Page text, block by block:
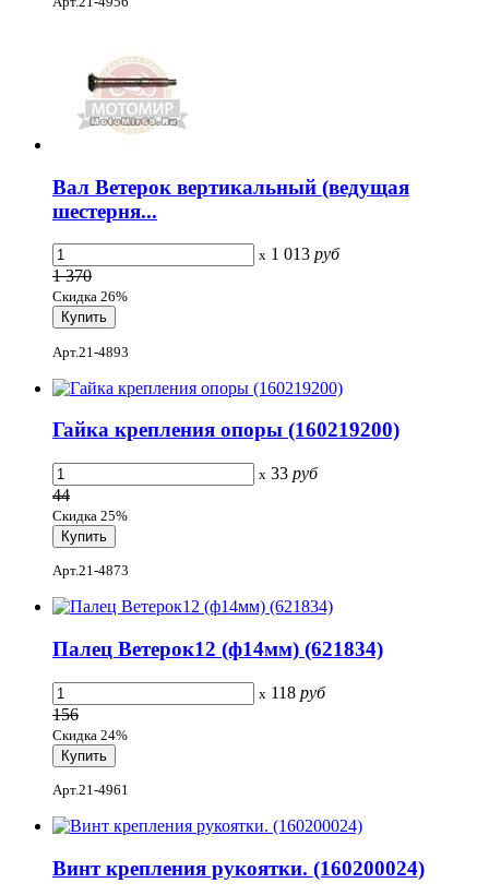
Вал Ветерок вертикальный (ведущая
шестерня...
x 1 013 руб
1 370
Скидка 26%
Арт.21-4893
Гайка крепления опоры (160219200)
x 33 руб
44
Скидка 25%
Арт.21-4873
Палец Ветерок12 (ф14мм) (621834)
x 118 руб
156
Скидка 24%
Арт.21-4961
Винт крепления рукоятки. (160200024)